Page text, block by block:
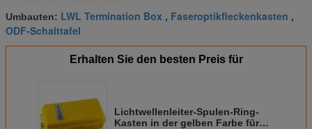
Umbauten: LWL Termination Box , Faseroptikfleckenkasten ,
ODF-Schalttafel
Erhalten Sie den besten Preis für
Lichtwellenleiter-Spulen-Ring-
Kasten in der gelben Farbe für